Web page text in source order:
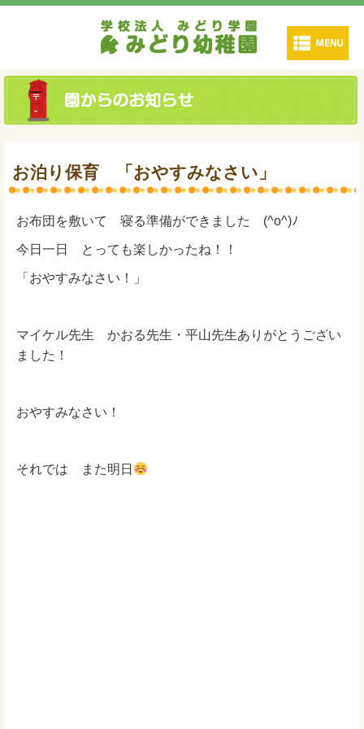
お泊り保育 「おやすみなさい」
お布団を敷いて 寝る準備ができました (^o^)ﾉ
今日一日 とっても楽しかったね！！
「おやすみなさい！」
マイケル先生 かおる先生・平山先生ありがとうござい
ました！
おやすみなさい！
それでは また明日